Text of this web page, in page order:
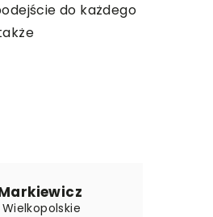
do każdego
Markiewicz